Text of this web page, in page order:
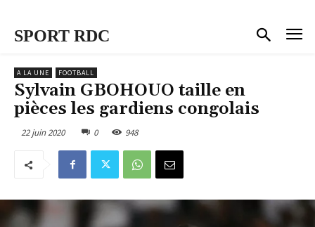
SPORT RDC
A LA UNE FOOTBALL
Sylvain GBOHOUO taille en
pièces les gardiens congolais
22 juin 2020 0 948